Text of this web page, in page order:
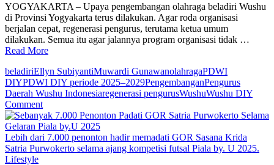
YOGYAKARTA – Upaya pengembangan olahraga beladiri Wushu
di Provinsi Yogyakarta terus dilakukan. Agar roda organisasi
berjalan cepat, regenerasi pengurus, terutama ketua umum
dilakukan. Semua itu agar jalannya program organisasi tidak …
Read More
beladiriEllyn SubiyantiMuwardi GunawanolahragaPDWI
DIYPDWI DIY periode 2025–2029PengembanganPengurus
Daerah Wushu Indonesiaregenerasi pengurusWushuWushu DIY
Commenton
Gantikan
Muwardi
Gunawan,
Ellyn
Lebih dari 7.000 penonton hadir memadati GOR Sasana Krida
Satria Purwokerto selama ajang kompetisi futsal Piala by. U 2025.
Lifestyle